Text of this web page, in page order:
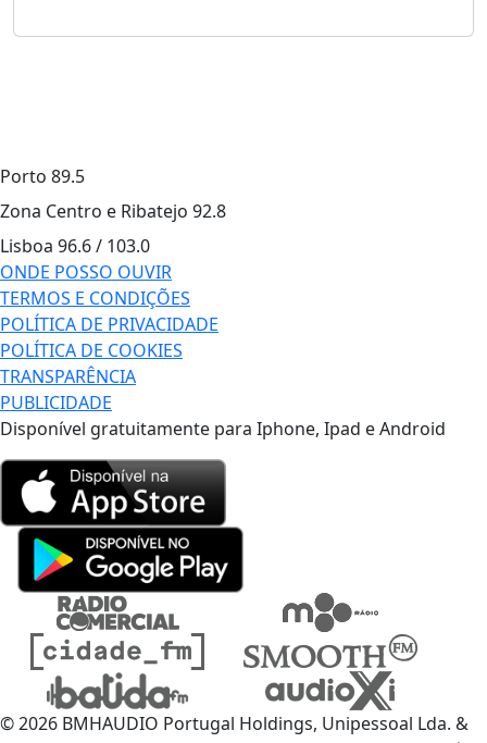
Porto 89.5
Zona Centro e Ribatejo 92.8
Lisboa 96.6 / 103.0
ONDE POSSO OUVIR
TERMOS E CONDIÇÕES
POLÍTICA DE PRIVACIDADE
POLÍTICA DE COOKIES
TRANSPARÊNCIA
PUBLICIDADE
Disponível gratuitamente para Iphone, Ipad e Android
© 2026 BMHAUDIO Portugal Holdings, Unipessoal Lda. &